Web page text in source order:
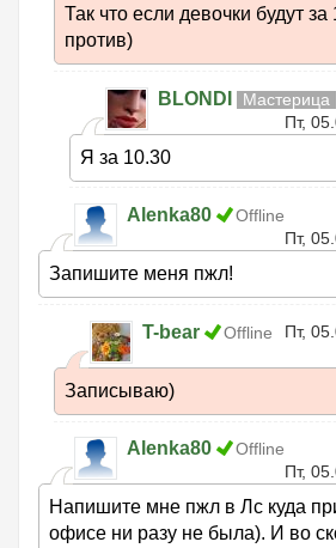
Так что если девочки будут
против)
BLONDI Мастерица
Пт,
Я за 10.30
Alenka80
Offline
Пт,
Запишите меня пжл!
T-bear Offline Пт,
Записываю)
Alenka80
Offline
Пт,
Напишите мне пжл в Лс куда
офисе ни разу не была). И во